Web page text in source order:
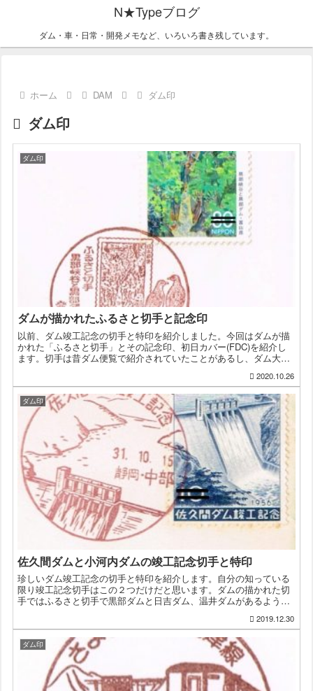
N★Typeブログ
ダム・車・日常・開発メモなど、いろいろ書き残しています。
ホーム DAM ダム印
ダム印
ダム印
ダムが描かれたふるさと切手と記念印
以前、ダム竣工記念の切手と特印を紹介しました。今回はダムが描
かれた「ふるさと切手」とその記念印、初日カバー(FDC)を紹介し
ます。切手は昔ダム便覧で紹介されていたことがあるし、ダム大百
2020.10.26
ダム印
佐久間ダムと小河内ダムの竣工記念切手と特印
珍しいダム竣工記念の切手と特印を紹介します。自分の知っている
限り竣工記念切手はこの２つだけだと思います。ダムの描かれた切
手ではふるさと切手で黒部ダムと日吉ダム、温井ダムがあるようで
2019.12.30
ダム印